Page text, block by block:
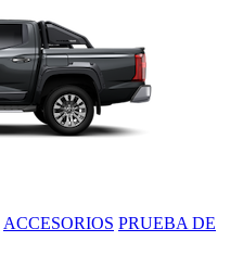
ACCESORIOS PRUEBA DE